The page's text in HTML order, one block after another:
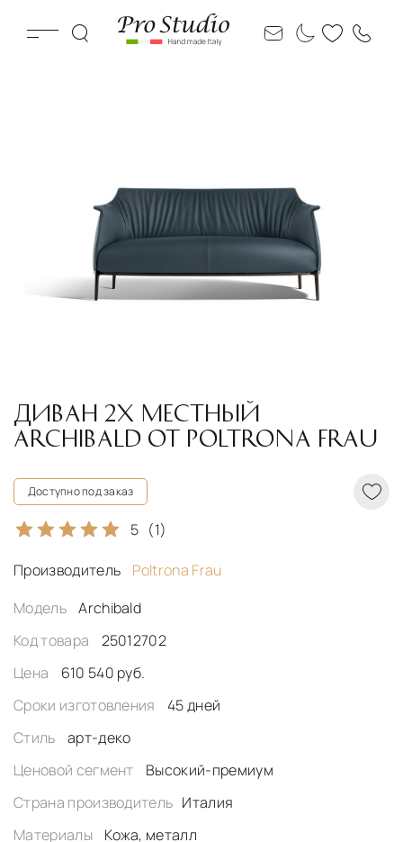
ДИВАН 2Х МЕСТНЫЙ
ARCHIBALD ОТ POLTRONA FRAU
Доступно под заказ
5 (1)
Производитель
Poltrona Frau
Модель
Archibald
Код товара
25012702
Цена
610 540 руб.
Сроки изготовления
45 дней
Стиль
арт-деко
Ценовой сегмент
Высокий-премиум
Страна производитель Италия
Материалы
Кожа, металл